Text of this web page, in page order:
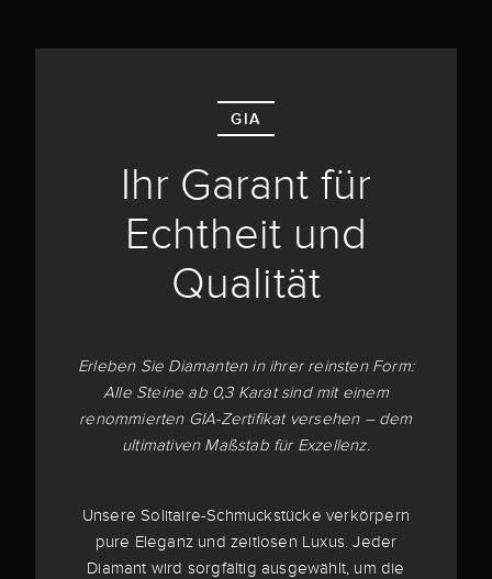
GIA
Ihr Garant für
Echtheit und
Qualität
Erleben Sie Diamanten in ihrer reinsten Form:
Alle Steine ab 0,3 Karat sind mit einem
renommierten GIA-Zertifikat versehen – dem
ultimativen Maßstab für Exzellenz.
Unsere Solitaire-Schmuckstücke verkörpern
pure Eleganz und zeitlosen Luxus. Jeder
Diamant wird sorgfältig ausgewählt, um die